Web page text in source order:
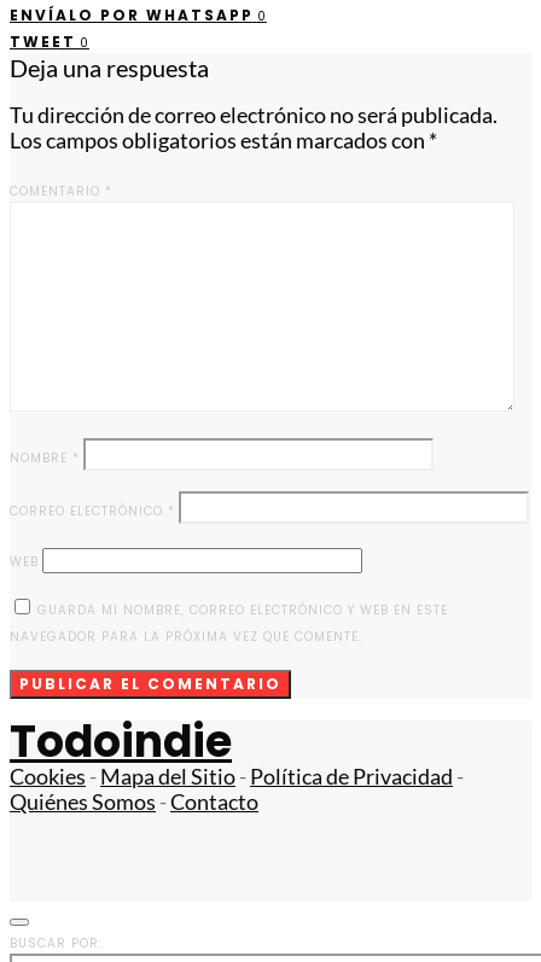
ENVÍALO POR WHATSAPP 0
TWEET 0
Deja una respuesta
Tu dirección de correo electrónico no será publicada.
Los campos obligatorios están marcados con *
COMENTARIO *
NOMBRE *
CORREO ELECTRÓNICO *
WEB
GUARDA MI NOMBRE, CORREO ELECTRÓNICO Y WEB EN ESTE
NAVEGADOR PARA LA PRÓXIMA VEZ QUE COMENTE.
Todoindie
Cookies -Mapa del Sitio-Política de Privacidad -
Quiénes Somos -Contacto
BUSCAR POR: